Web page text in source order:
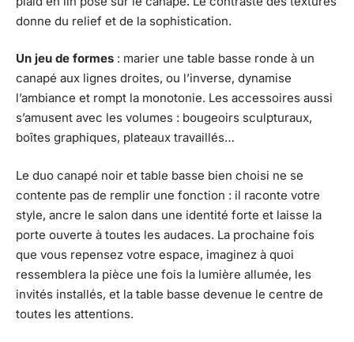
donne du relief et de la sophistication.
Un jeu de formes : marier une table basse ronde à un
canapé aux lignes droites, ou l’inverse, dynamise
l’ambiance et rompt la monotonie. Les accessoires aussi
s’amusent avec les volumes : bougeoirs sculpturaux,
boîtes graphiques, plateaux travaillés…
Le duo canapé noir et table basse bien choisi ne se
contente pas de remplir une fonction : il raconte votre
style, ancre le salon dans une identité forte et laisse la
porte ouverte à toutes les audaces. La prochaine fois
que vous repensez votre espace, imaginez à quoi
ressemblera la pièce une fois la lumière allumée, les
invités installés, et la table basse devenue le centre de
toutes les attentions.